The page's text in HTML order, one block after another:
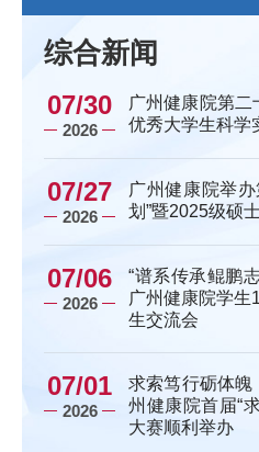
综合新闻
07/30
2026
广州健康院第二
优秀大学生科学
07/27
2026
广州健康院举
划”暨2025级硕
07/06
2026
“谱系传承鲲鹏
广州健康院学生
生交流会
07/01
2026
求索笃行砺体
州健康院首届“
大赛顺利举办